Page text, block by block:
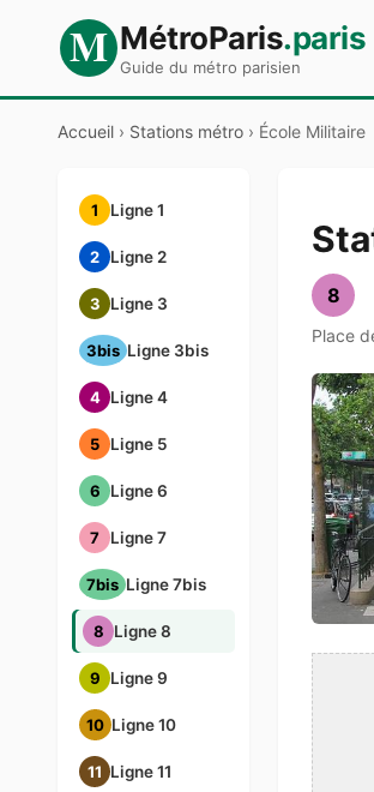
M MétroParis.paris
Guide du métro parisien
Accueil › Stations métro › École Militaire
1 Ligne 1
2 Ligne 2
3 Ligne 3
3bis Ligne 3bis
4 Ligne 4
5 Ligne 5
6 Ligne 6
7 Ligne 7
7bis Ligne 7bis
8 Ligne 8
9 Ligne 9
10 Ligne 10
11 Ligne 11
8
Place